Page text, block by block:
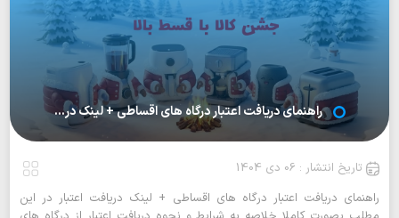
راهنمای دریافت اعتبار درگاه های اقساطی + لینک در...
تاریخ انتشار : 06 دی 1404
راهنمای دریافت اعتبار درگاه های اقساطی + لینک دریافت اعتبار در این